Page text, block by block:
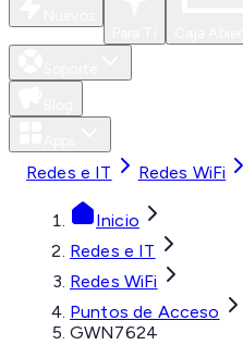
Redes e IT Redes WiFi
Inicio
Redes e IT
Redes WiFi
Puntos de Acceso
GWN7624